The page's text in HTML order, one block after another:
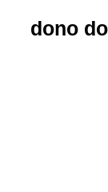
dono